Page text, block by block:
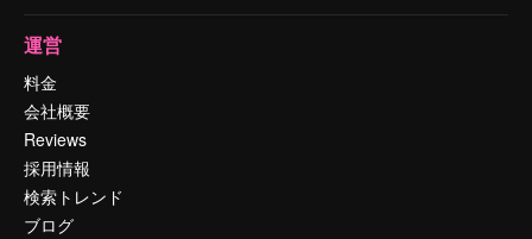
運営
料金
会社概要
Reviews
採用情報
検索トレンド
ブログ